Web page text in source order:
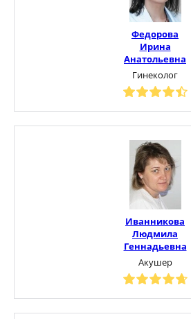
Федорова
Ирина
Анатольевна
Гинеколог
Иванникова
Людмила
Геннадьевна
Акушер